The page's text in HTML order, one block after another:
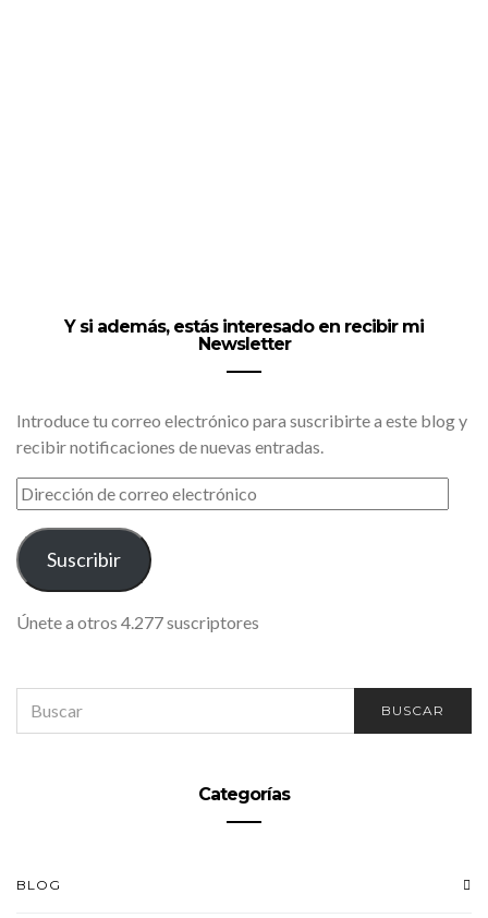
Y si además, estás interesado en recibir mi
Newsletter
Introduce tu correo electrónico para suscribirte a este blog y
recibir notificaciones de nuevas entradas.
DIRECCIÓN
DE
CORREO
ELECTRÓNICO
Suscribir
Únete a otros 4.277 suscriptores
FOR:
BUSCAR
Categorías
BLOG